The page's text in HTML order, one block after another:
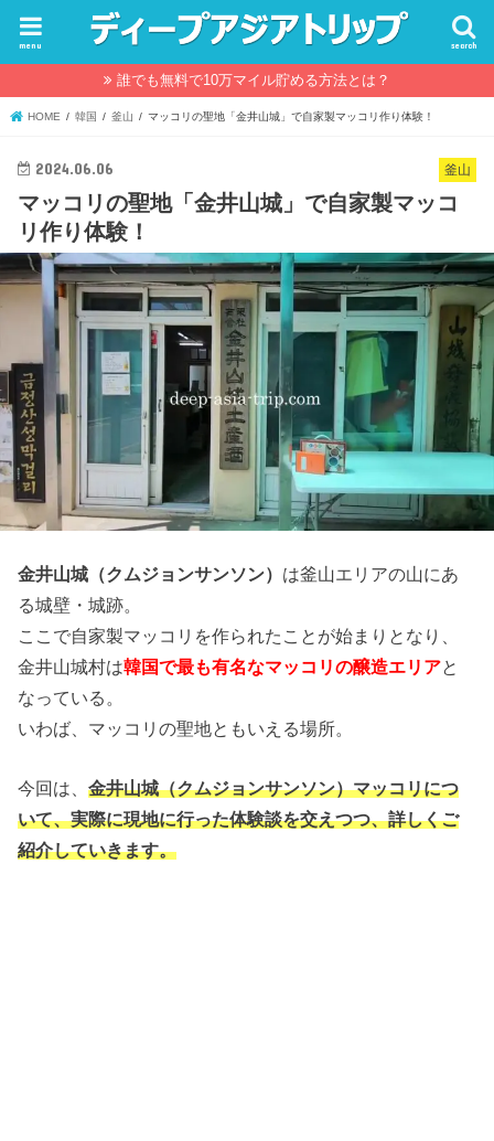
search
menu
誰でも無料で10万マイル貯める方法とは？
HOME 韓国 釜山 マッコリの聖地「金井山城」で自家製マッコリ作り体験！
釜山
2024.06.06
マッコリの聖地「金井山城」で自家製マッコ
リ作り体験！
金井山城（クムジョンサンソン） は釜山エリアの山にあ
る城壁・城跡。
ここで自家製マッコリを作られたことが始まりとなり、
金井山城村は韓国で最も有名なマッコリの醸造エリアと
なっている。
いわば、マッコリの聖地ともいえる場所。
今回は、金井山城（クムジョンサンソン）マッコリにつ
いて、実際に現地に行った体験談を交えつつ、詳しくご
紹介していきます。